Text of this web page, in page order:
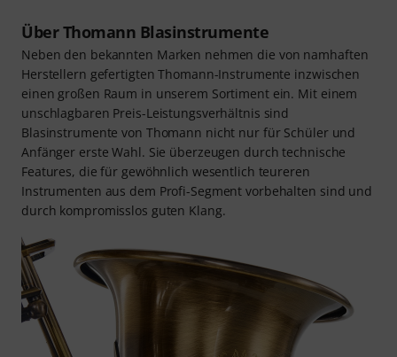
Über Thomann Blasinstrumente
Neben den bekannten Marken nehmen die von namhaften
Herstellern gefertigten Thomann-Instrumente inzwischen
einen großen Raum in unserem Sortiment ein. Mit einem
unschlagbaren Preis-Leistungsverhältnis sind
Blasinstrumente von Thomann nicht nur für Schüler und
Anfänger erste Wahl. Sie überzeugen durch technische
Features, die für gewöhnlich wesentlich teureren
Instrumenten aus dem Profi-Segment vorbehalten sind und
durch kompromisslos guten Klang.